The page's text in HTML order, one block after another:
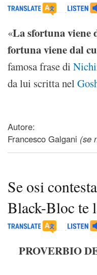
«La sfortuna viene
fortuna viene dal
famosa frase di
da lui scritta nel
about La sfortuna
Autore:
Francesco Galgani (se
Se osi
Black-Bloc te
PROVERBIO